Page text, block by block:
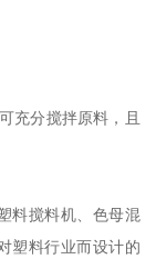
充分搅拌原料，且
料搅料机、色母混
塑料行业而设计的